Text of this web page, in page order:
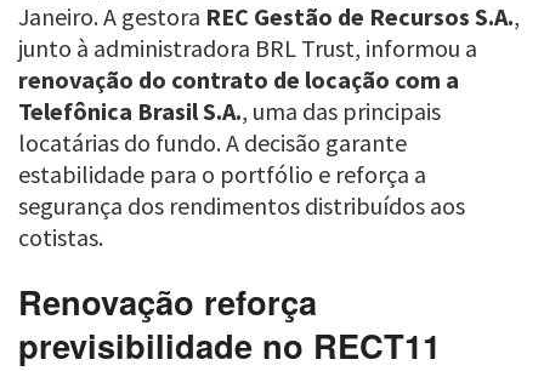
Janeiro. A gestora REC Gestão de Recursos S.A.,
junto à administradora BRL Trust, informou a
renovação do contrato de locação com a
Telefônica Brasil S.A., uma das principais
locatárias do fundo. A decisão garante
estabilidade para o portfólio e reforça a
segurança dos rendimentos distribuídos aos
cotistas.
Renovação reforça
previsibilidade no RECT11